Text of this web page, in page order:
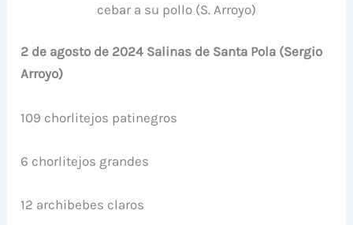
cebar a su pollo (S. Arroyo)
2 de agosto de 2024 Salinas de Santa Pola (Sergio
Arroyo)
109 chorlitejos patinegros
6 chorlitejos grandes
12 archibebes claros